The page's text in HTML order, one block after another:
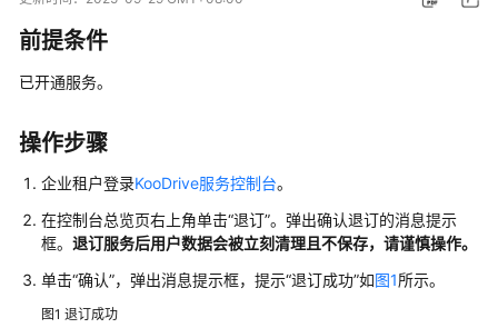
品
绍
计
费
说
快
前提条件
已开通服务。
操作步骤
企业租户登录KooDrive服务控制台。
在控制台总览页右上角单击“退订”。弹出确认退订的消息提示
框。 退订服务后用户数据会被立刻清理且不保存，请谨慎操作。
单击“确认”，弹出消息提示框，提示“退订成功”如图1所示。
图1 退订成功